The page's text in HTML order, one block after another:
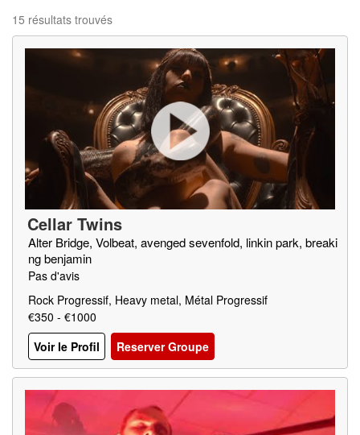
15 résultats trouvés
Cellar Twins
Alter Bridge, Volbeat, avenged sevenfold, linkin park, breaki
ng benjamin
Pas d'avis
Rock Progressif, Heavy metal, Métal Progressif
€350 - €1000
Voir le Profil
Reserver Groupe